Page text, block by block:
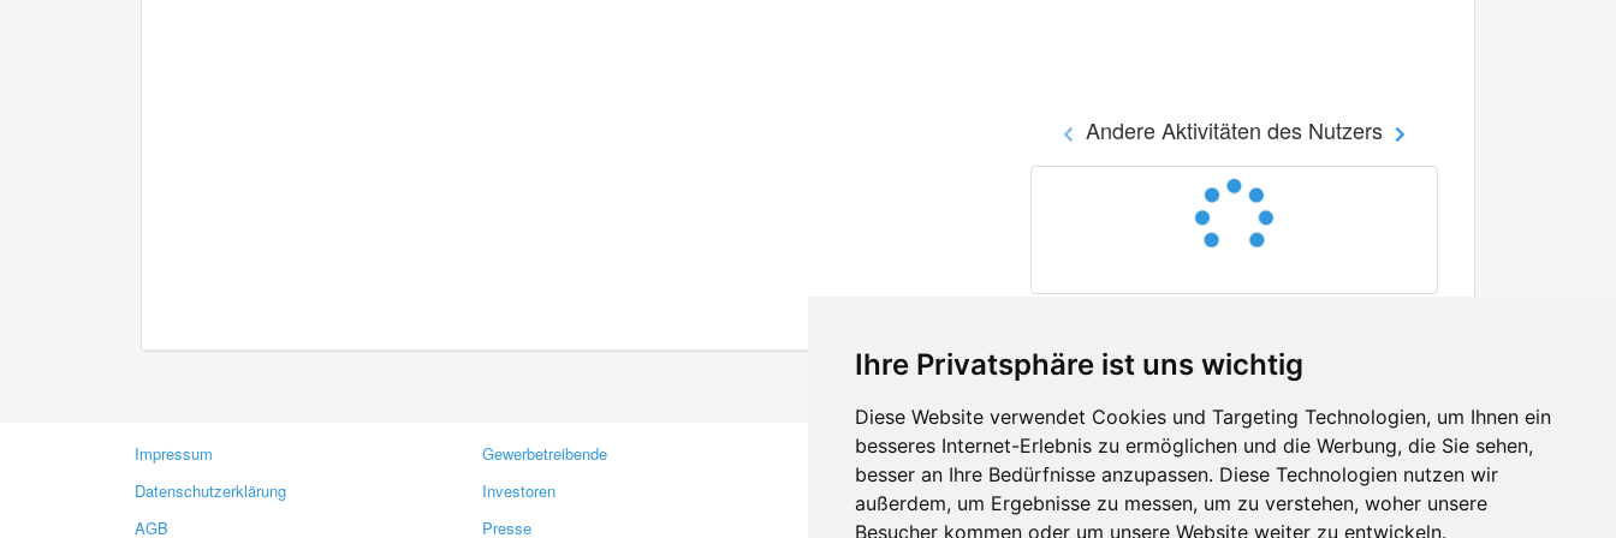
Ihre Privatsphäre ist uns wichtig
Diese Website verwendet Cookies und Targeting Technologien, um Ihnen ein
besseres Internet-Erlebnis zu ermöglichen und die Werbung, die Sie sehen,
besser an Ihre Bedürfnisse anzupassen. Diese Technologien nutzen wir
außerdem, um Ergebnisse zu messen, um zu verstehen, woher unsere
Besucher kommen oder um unsere Website weiter zu entwickeln.
Andere Aktivitäten des Nutzers
Impressum
Datenschutzerklärung
AGB
Gewerbetreibende
Investoren
Presse
Kontakt
Feedback
Fehler melden
Facebook
Twitter
YouTube